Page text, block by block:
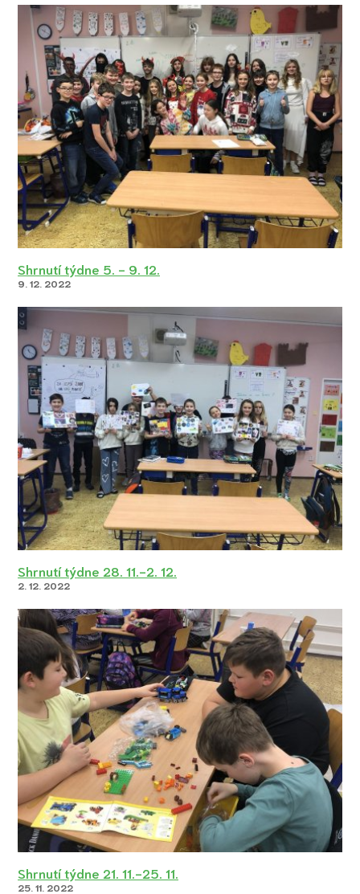
Shrnutí týdne 5. - 9. 12.
9. 12. 2022
Shrnutí týdne 28. 11.-2. 12.
2. 12. 2022
Shrnutí týdne 21. 11.-25. 11.
25. 11. 2022